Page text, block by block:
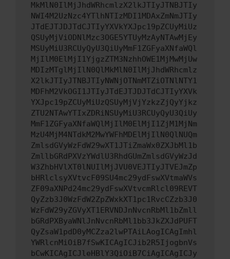
MkMlN0IlMjJhdWRhcmlzX2lkJTIyJTNBJTIy
NWI4M2UzNzc4YTlhNTIzMDI1MDAxZmNmJTIy
JTdEJTJDJTdCJTIyYXVkYXJpc19pZCUyMiUz
QSUyMjViODNlMzc3OGE5YTUyMzAyNTAwMjEy
MSUyMiU3RCUyQyU3QiUyMmF1ZGFyaXNfaWQl
MjIlM0ElMjI1YjgzZTM3NzhhOWE1MjMwMjUw
MDIzMTglMjIlN0QlMkMlN0IlMjJhdWRhcmlz
X2lkJTIyJTNBJTIyNWNjOTNmMTZiOTNlNTY1
MDFhM2VkOGI1JTIyJTdEJTJDJTdCJTIyYXVk
YXJpc19pZCUyMiUzQSUyMjVjYzkzZjQyYjkz
ZTU2NTAwYTIxZDRiNSUyMiU3RCUyQyU3QiUy
MmF1ZGFyaXNfaWQlMjIlM0ElMjI1ZjM1MjNm
MzU4MjM4NTdkM2MwYWFhMDElMjIlN0QlNUQm
ZmlsdGVyWzFdW29wXT1JTiZmaWx0ZXJbMl1b
ZmllbGRdPXVzYWdlU3RhdGUmZmlsdGVyWzJd
W3ZhbHVlXT0lNUIlMjJVU0VEJTIyJTVEJmZp
bHRlclsyXVtvcF09SU4mc29ydFswXVtmaWVs
ZF09aXNPd24mc29ydFswXVtvcmRlcl09REVT
QyZzb3J0WzFdW2ZpZWxkXT1pc1RvcCZzb3J0
WzFdW29yZGVyXT1ERVNDJnNvcnRbMl1bZmll
bGRdPXByaWNlJnNvcnRbMl1bb3JkZXJdPUFT
QyZsaW1pdD0yMCZza2lwPTAiLAogICAgImhl
YWRlcnMiOiB7fSwKICAgICJib2R5IjogbnVs
bCwKICAgICJleHBlY3QiOiB7CiAgICAgICJy